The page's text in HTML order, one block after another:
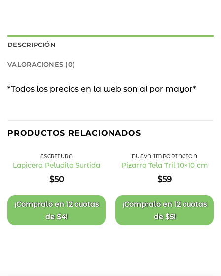
DESCRIPCIÓN
VALORACIONES (0)
*Todos los precios en la web son al por mayor*
PRODUCTOS RELACIONADOS
de
deseos
ESCRITURA
Lapicera Peludita Surtida
$50
¡Compralo en12 cuotas
de$4!
de
deseos
NUEVA IMPORTACIÓN
Pizarra Tela Tril 10×10 cm
$59
¡Compralo en12 cuotas
de$5!